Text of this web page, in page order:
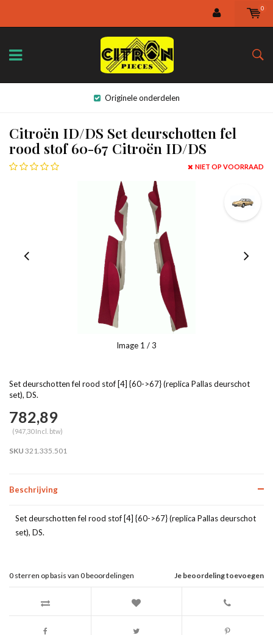
0
Originele onderdelen
Citroën ID/DS Set deurschotten fel
rood stof 60-67 Citroën ID/DS
NIET OP VOORRAAD
Image 1 / 3
Set deurschotten fel rood stof [4] {60->67} (replica Pallas deurschot
set), DS.
782,89
(947,30 Incl. btw)
SKU 321.335.501
Beschrijving
Set deurschotten fel rood stof [4] {60->67} (replica Pallas deurschot
set), DS.
Je beoordeling toevoegen
0 sterren op basis van 0beoordelingen